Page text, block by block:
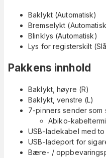
Baklykt (Automatisk)
Bremselykt
Blinklys (Automatisk)
Lys for registerskilt
Pakkens innhold
Baklykt, høyre (R)
Baklykt, venstre (L)
7-pinners sender
Abiko-
USB-ladekabel med
USB-ladeport for
Bære- /